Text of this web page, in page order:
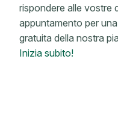
rispondere alle vostre
appuntamento per
gratuita della nostra
Inizia subito!